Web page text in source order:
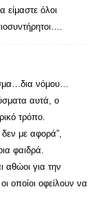
είμαστε όλοι
νόμου…
αυτά, ο
τρόπο.
με αφορά”,
φαιδρά.
αθώοι για την
οποίοι οφείλουν να